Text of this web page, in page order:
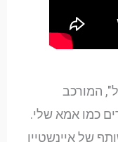
המורכב
כמו אמא שלי.
של איינשטיין